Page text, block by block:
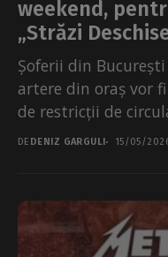
weekend,
„Străzi
Șoferii din
artere din oraș vor
de restricții de
DE DENIZ GARGULI 15/05/